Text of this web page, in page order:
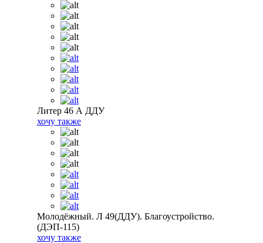
Литер 46 А ДДУ
хочу также
Молодёжный. Л 49(ДДУ). Благоустройство.
(ДЭП-115)
хочу также